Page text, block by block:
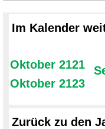
Im Kalender
Oktober 2121
Oktober 2123
Zurück zu den